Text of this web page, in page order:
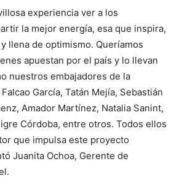
experiencia ver a los
la mejor energía, esa que inspira,
llena de optimismo. Queríamos
apuestan por el país y lo llevan
nuestros embajadores de la
García, Tatán Mejía, Sebastián
Amador Martínez, Natalia Sanint,
Córdoba, entre otros. Todos ellos
que impulsa este proyecto
Juanita Ochoa, Gerente de